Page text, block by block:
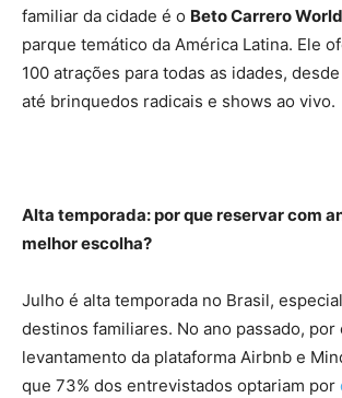
familiar da cidade é o Beto Carrero World
parque temático da América Latina. Ele
100 atrações para todas as idades,
até brinquedos radicais e shows ao vivo.
Alta temporada: por que reservar com
melhor escolha?
Julho é alta temporada no Brasil,
destinos familiares. No ano passado, por
levantamento da plataforma Airbnb e
que 73% dos entrevistados optariam por